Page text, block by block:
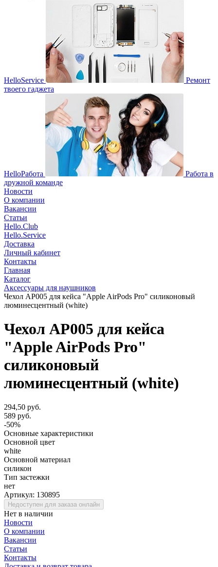
HelloService
Ремонт
твоего гаджета
HelloРабота
Работа в
дружной команде
Новости
О компании
Вакансии
Статьи
Hello.Club
Hello.Service
Доставка
Личный кабинет
Контакты
Главная
Каталог
Аксессуары для наушников
Чехол AP005 для кейса "Apple AirPods Pro" силиконовый
люминесцентный (white)
Чехол AP005 для кейса
"Apple AirPods Pro"
силиконовый
люминесцентный (white)
294,50 руб.
589 руб.
-50%
Основные характеристики
Основной цвет
white
Основной материал
силикон
Тип застежки
нет
Артикул: 130895
Недоступен для заказа онлайн
Нет в наличии
Новости
О компании
Вакансии
Статьи
Контакты